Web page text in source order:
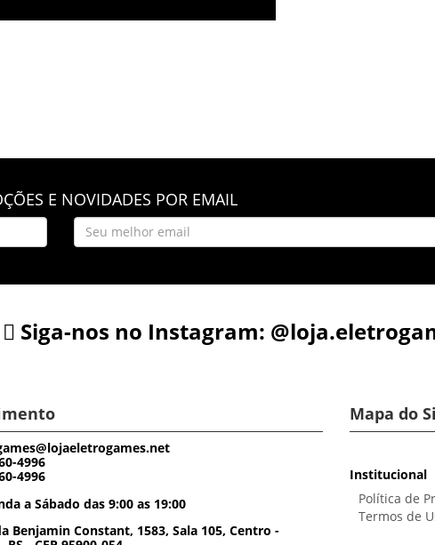
E NOVIDADES POR EMAIL
Siga-nos no Instagram:
4996
4996
a Sábado das 9:00 as 19:00
Benjamin Constant, 1583, Sala 105, Centro -
Mapa do
Institucional
Política de
Termos de